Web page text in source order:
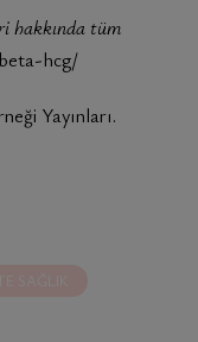
hakkında tüm
hcg/
Yayınları.